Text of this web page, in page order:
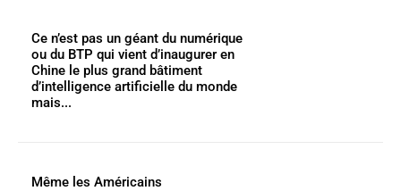
Ce n’est pas un géant du numérique
ou du BTP qui vient d’inaugurer en
Chine le plus grand bâtiment
d’intelligence artificielle du monde
mais...
Même les Américains